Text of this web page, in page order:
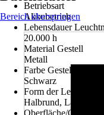
Betriebsart
Akkubetrieb
Lebensdauer
20.000 h
Material Gestell
Metall
Farbe Gestell
Schwarz
Form der Leuchte
Halbrund, Länglich
Oberfläche/
Bereich überspringen